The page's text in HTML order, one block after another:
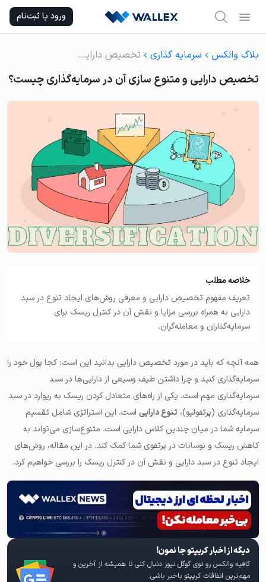
content
ورود یا ثبت‌نام
بلاگ والکس سرمایه گذاری تخصیص دارایی و متنوع سازی آن در سرمایه‌گذاری چیست؟
تخصیص دارایی و متنوع سازی آن در سرمایه‌گذاری چیست؟
خلاصه مطلب
تعریف مفهوم تخصیص دارایی و معرفی روش‌های ایجاد تنوع در سبد
دارایی به همراه بررسی مزایا و نقش آن در کنترل ریسک برای
سرمایه‌گذاران و معامله‌گران.
همه آنچه که باید در مورد تخصیص دارایی بدانید این است: کجا پول خود را
سرمایه‌گذاری کنید و چرا داشتن طیف وسیعی از دارایی‌ها در سبد
سرمایه‌گذاری مهم است. یکی از راه‌های متعادل کردن ریسک به ریوارد در سبد
سرمایه‌گذاری (پرتفولیو)، تنوع دارایی‌ است. این استراتژی شامل تقسیم
سرمایه شما در میان چندین کلاس دارایی است. متنوع‌سازی می‌تواند به
کاهش ریسک و نوسانات در پرتفوی شما کمک کند. در این مقاله، روش‌های
ایجاد تنوع در سبد دارایی و نقش آن در کنترل ریسک را بررسی خواهیم کرد.
دیگه از اخبار کریپتو جا نمون!
کافیه والکس رو توی گوگل نیوز دنبال کنی تا همیشه از آخرین و
مهم‌ترین اتفاقات کریپتو باخبر باشی.